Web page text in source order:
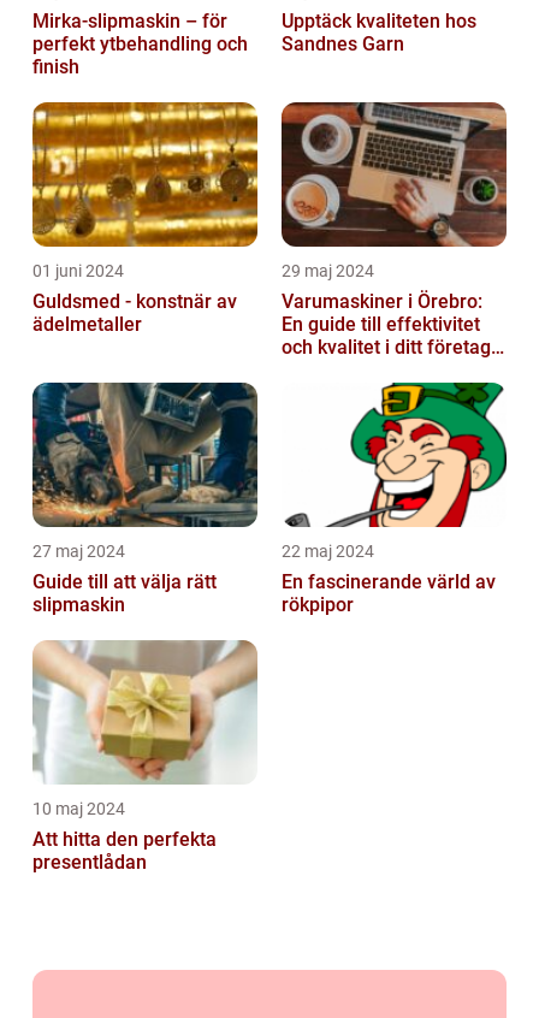
Mirka-slipmaskin – för
perfekt ytbehandling och
finish
Upptäck kvaliteten hos
Sandnes Garn
01 juni 2024
Guldsmed - konstnär av
ädelmetaller
29 maj 2024
Varumaskiner i Örebro:
En guide till effektivitet
och kvalitet i ditt företags
27 maj 2024
Guide till att välja rätt
slipmaskin
22 maj 2024
En fascinerande värld av
rökpipor
10 maj 2024
Att hitta den perfekta
presentlådan